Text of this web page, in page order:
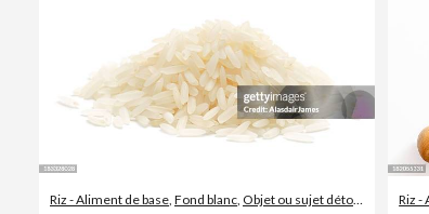
Riz - Aliment de base, Fond blanc, Objet ou sujet détouré Riz -